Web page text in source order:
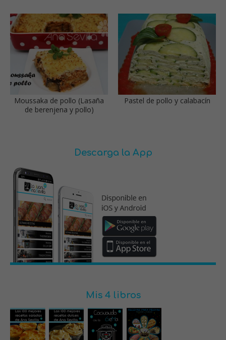
Moussaka de pollo (Lasaña
de berenjena y pollo)
Pastel de pollo y calabacín
Descarga la App
Mis 4 libros